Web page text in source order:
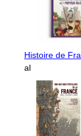
Histoire de
al